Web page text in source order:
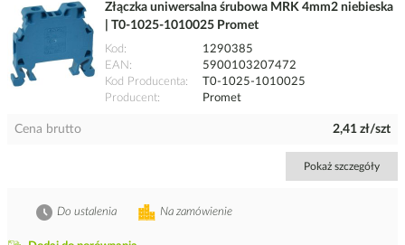
Złączka uniwersalna śrubowa MRK 4mm2 niebieska
| T0-1025-1010025 Promet
Kod
1290385
EAN
5900103207472
Kod Producenta
T0-1025-1010025
Producent
Promet
Cena brutto 2,41 zł/szt
Pokaż szczegóły
Na zamówienie
Do ustalenia